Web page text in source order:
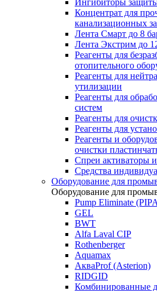
Ингибиторы
Концентрат для
канализационных
Лента Смарт до 8
Лента Экстрим до
Реагенты для
отопительного
Реагенты для
утилизации
Реагенты для
систем
Реагенты для
Реагенты для
Реагенты и
очистки
Спреи активаторы
Средства
Оборудование для
Оборудование для
Pump Eliminate
GEL
BWT
Alfa Laval CIP
Rothenberger
Aquamax
АкваProf (Asterion)
RIDGID
Комбинированные